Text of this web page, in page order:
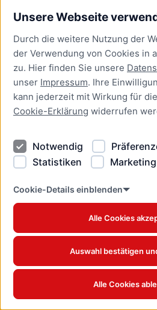
Unsere Webseite
Durch die weitere Nutzung der
der Verwendung von Cookies in
zu. Hier finden Sie unsere
unser Impressum. Ihre
kann jederzeit mit Wirkung für
Cookie-Erklärung widerrufen
Notwendig
Statistiken
Marketing
Cookie-Details einblenden
Alle Cookies
Auswahl bestätigen
Alle Cookies
Auskunft über gespeicherte
nach Datenschutz-
Grundverordnung (DSGVO)
bei Behörden anfordern
Online-Dienst
Auskunft über
Gewerbetreibende
Online-Dienst
Online-Dienst
Abbrennen privater
Kleinfeuerwerke außerhalb
des Jahreswechsels
beantragen
Online-Dienst